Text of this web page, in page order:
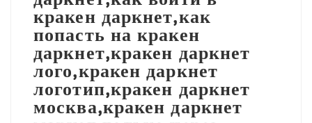
кракен даркнет,как
попасть на кракен
даркнет,кракен даркнет
лого,кракен даркнет
логотип,кракен даркнет
москва,кракен даркнет